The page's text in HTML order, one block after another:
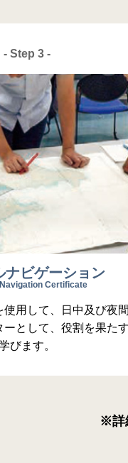
- Step 3 -
ナビゲーション
Certificate
用して、日中及び夜
として、役割を果た
びます。
※詳